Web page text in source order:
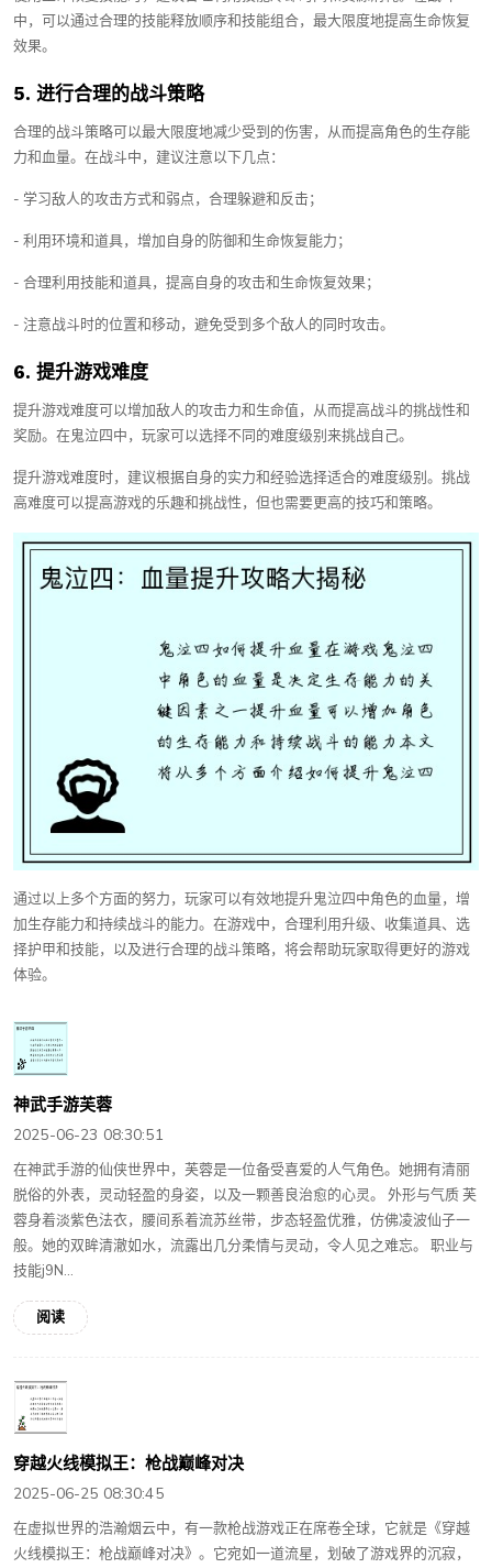
中，可以通过合理的技能释放顺序和技能组合，最大限度地提高生命恢复
效果。
5. 进行合理的战斗策略
合理的战斗策略可以最大限度地减少受到的伤害，从而提高角色的生存能
力和血量。在战斗中，建议注意以下几点：
- 学习敌人的攻击方式和弱点，合理躲避和反击；
- 利用环境和道具，增加自身的防御和生命恢复能力；
- 合理利用技能和道具，提高自身的攻击和生命恢复效果；
- 注意战斗时的位置和移动，避免受到多个敌人的同时攻击。
6. 提升游戏难度
提升游戏难度可以增加敌人的攻击力和生命值，从而提高战斗的挑战性和
奖励。在鬼泣四中，玩家可以选择不同的难度级别来挑战自己。
提升游戏难度时，建议根据自身的实力和经验选择适合的难度级别。挑战
高难度可以提高游戏的乐趣和挑战性，但也需要更高的技巧和策略。
通过以上多个方面的努力，玩家可以有效地提升鬼泣四中角色的血量，增
加生存能力和持续战斗的能力。在游戏中，合理利用升级、收集道具、选
择护甲和技能，以及进行合理的战斗策略，将会帮助玩家取得更好的游戏
体验。
神武手游芙蓉
2025-06-23 08:30:51
在神武手游的仙侠世界中，芙蓉是一位备受喜爱的人气角色。她拥有清丽
脱俗的外表，灵动轻盈的身姿，以及一颗善良治愈的心灵。 外形与气质 芙
蓉身着淡紫色法衣，腰间系着流苏丝带，步态轻盈优雅，仿佛凌波仙子一
般。她的双眸清澈如水，流露出几分柔情与灵动，令人见之难忘。 职业与
技能j9N...
阅读
穿越火线模拟王：枪战巅峰对决
2025-06-25 08:30:45
在虚拟世界的浩瀚烟云中，有一款枪战游戏正在席卷全球，它就是《穿越
火线模拟王：枪战巅峰对决》。它宛如一道流星，划破了游戏界的沉寂，